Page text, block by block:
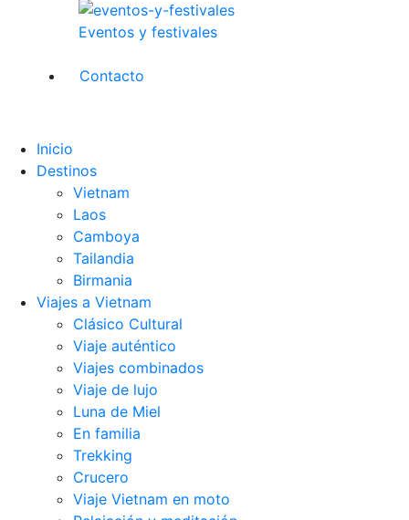
Eventos y festivales
Contacto
Inicio
Destinos
Vietnam
Laos
Camboya
Tailandia
Birmania
Viajes a Vietnam
Clásico Cultural
Viaje auténtico
Viajes combinados
Viaje de lujo
Luna de Miel
En familia
Trekking
Crucero
Viaje Vietnam en moto